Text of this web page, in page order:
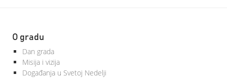
O gradu
Dan grada
Misija i vizija
Događanja u Svetoj Nedelji